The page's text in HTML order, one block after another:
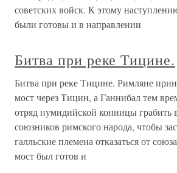
советских войск. К этому
были готовы и в направлении
Битва при реке Тицине.
Битва при реке Тицине. Римляне
мост через Тицин, а Ганнибал тем
отряд нумидийской конницы грабить
союзников римского народа, чтобы
галльские племена отказаться от
мост был готов и